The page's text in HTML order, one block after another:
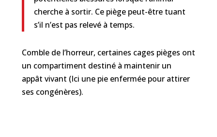
cherche à sortir. Ce piège peut-être tuant
s’il n’est pas relevé à temps.
Comble de l’horreur, certaines cages pièges ont
un compartiment destiné à maintenir un
appât vivant (Ici une pie enfermée pour attirer
ses congénères).